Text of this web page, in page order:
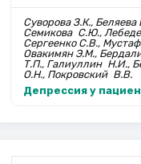
Суворова З.К.,
Семикова С.Ю.,
Сергеенко С.В.,
Овакимян Э.М.,
Т.П., Галиуллин Н.И.,
О.Н., Покровский В.В.
Депрессия у